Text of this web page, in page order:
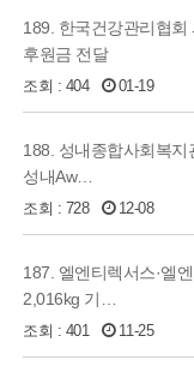
189. 한국건강관리협
후원금 전달
조회 : 404 01-19
188. 성내종합사회복지
성내Aw…
조회 : 728 12-08
187. 엘엔티렉서스·엘
2,016kg 기…
조회 : 401 11-25